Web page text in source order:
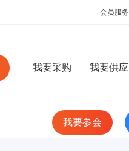
会员服务
我要采购 我要供应
我要参会